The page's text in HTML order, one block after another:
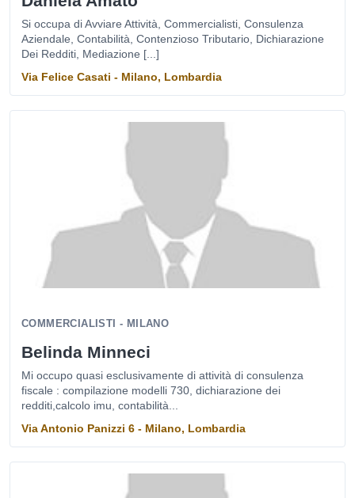
Si occupa di Avviare Attività, Commercialisti, Consulenza
Aziendale, Contabilità, Contenzioso Tributario, Dichiarazione
Dei Redditi, Mediazione [...]
Via Felice Casati - Milano, Lombardia
COMMERCIALISTI - MILANO
Belinda Minneci
Mi occupo quasi esclusivamente di attività di consulenza
fiscale : compilazione modelli 730, dichiarazione dei
redditi,calcolo imu, contabilità...
Via Antonio Panizzi 6 - Milano, Lombardia